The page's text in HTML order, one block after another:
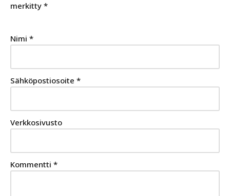
merkitty *
Nimi *
Sähköpostiosoite *
Verkkosivusto
Kommentti *